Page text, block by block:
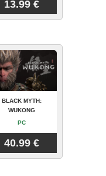
13.99 €
BLACK MYTH:
WUKONG
PC
40.99 €